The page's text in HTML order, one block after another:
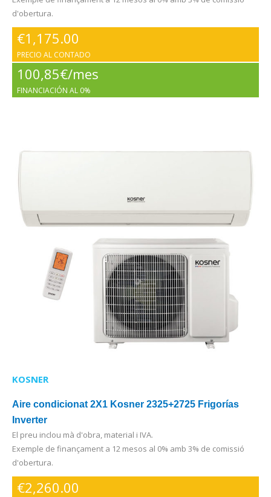
d'obertura.
€1,175.00
PRECIO AL CONTADO
100,85€/mes
FINANCIACIÓN AL 0%
KOSNER
Aire condicionat 2X1 Kosner 2325+2725 Frigorías
Inverter
El preu inclou mà d'obra, material i IVA.
Exemple de finançament a 12 mesos al 0% amb 3% de comissió
d'obertura.
€2,260.00